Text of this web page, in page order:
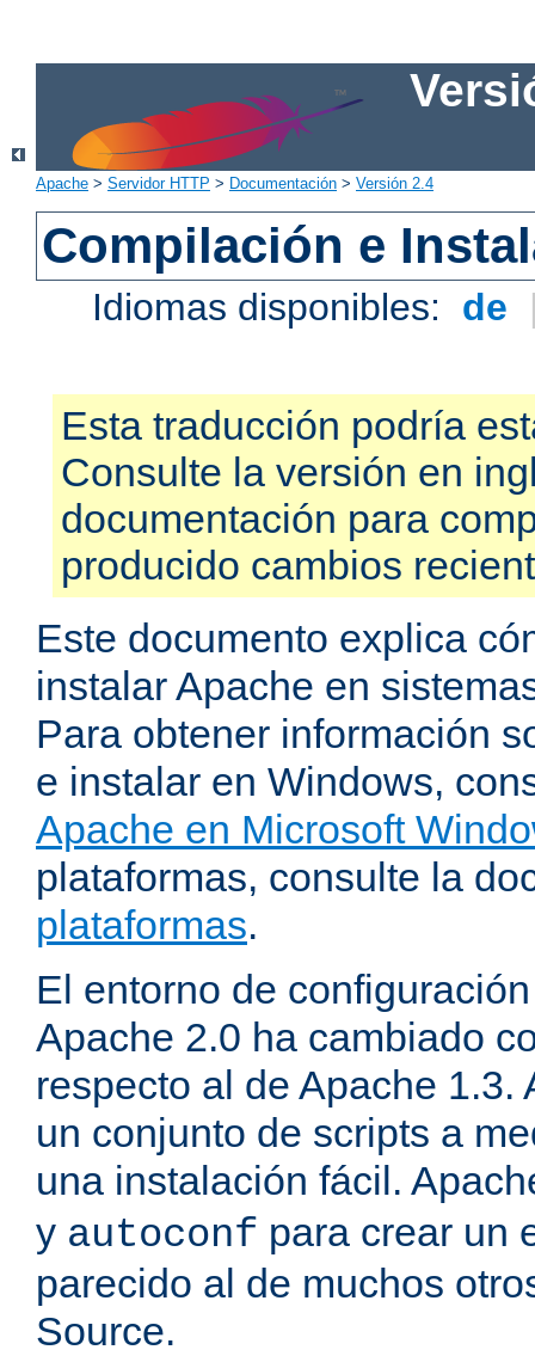
Apache > Servidor HTTP > Documentación > Versión 2.4
Compilación e
Idiomas disponibles: de
Esta traducción podría
Consulte la versión en
documentación para
producido cambios
Este documento explica
instalar Apache en
Para obtener información
e instalar en Windows,
Apache en Microsoft
plataformas, consulte la
plataformas.
El entorno de
Apache 2.0 ha cambiado
respecto al de Apache 1.3.
un conjunto de scripts a
una instalación fácil.
y autoconf para crear un
parecido al de muchos
Source.